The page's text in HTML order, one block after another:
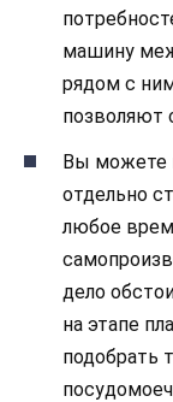
машину
рядом с
позволяют
Вы можете
отдельно
любое
дело
на этапе
подобрать